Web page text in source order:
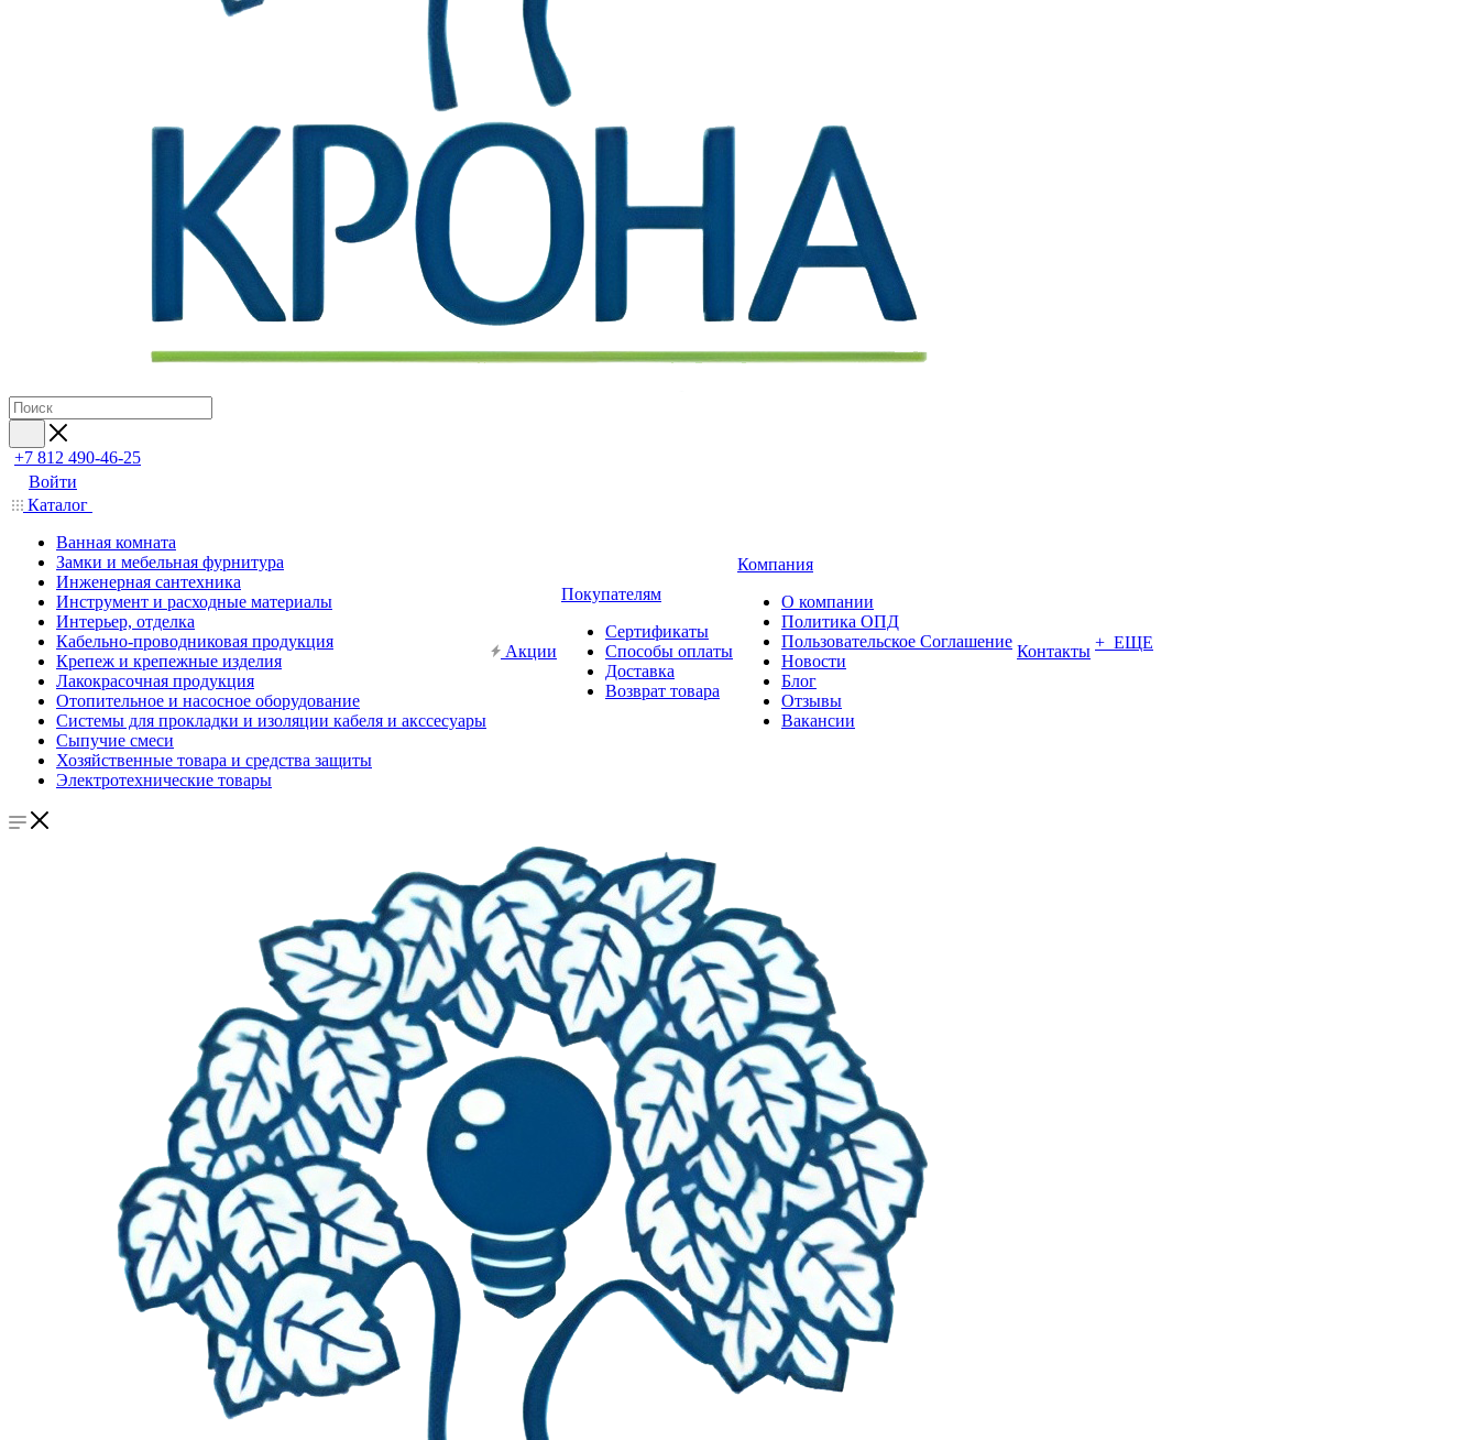
+7 812 490-46-25
Войти
Каталог
Ванная комната
Замки и мебельная фурнитура
Инженерная сантехника
Инструмент и расходные материалы
Интерьер, отделка
Кабельно-проводниковая продукция
Крепеж и крепежные изделия
Лакокрасочная продукция
Отопительное и насосное оборудование
Системы для прокладки и изоляции кабеля и акссесуары
Сыпучие смеси
Хозяйственные товара и средства защиты
Электротехнические товары
Акции
Покупателям
Сертификаты
Способы оплаты
Доставка
Возврат товара
Компания
О компании
Политика ОПД
Пользовательское Соглашение
Новости
Блог
Отзывы
Вакансии
Контакты + ЕЩЕ